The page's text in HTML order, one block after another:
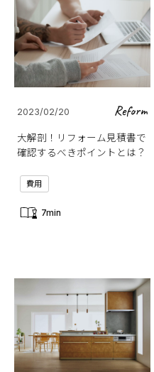
2023/02/20 Reform
大解剖！リフォーム見積書で
確認するべきポイントとは？
費用
7min